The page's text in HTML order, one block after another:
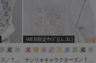
WEB限定ｻｲｽﾞ[LL,3L]